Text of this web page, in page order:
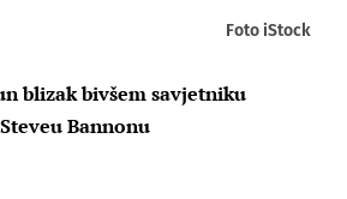
Foto iStock
blizak bivšem savjetniku
Bannonu